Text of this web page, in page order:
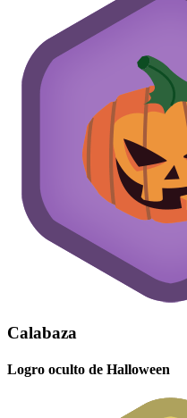
Calabaza
Logro oculto de Halloween